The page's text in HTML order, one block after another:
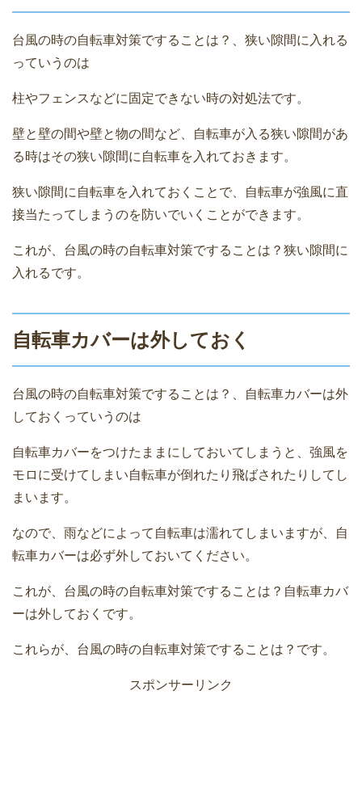
台風の時の自転車対策ですることは？、狭い隙間に入れる
っていうのは
柱やフェンスなどに固定できない時の対処法です。
壁と壁の間や壁と物の間など、自転車が入る狭い隙間があ
る時はその狭い隙間に自転車を入れておきます。
狭い隙間に自転車を入れておくことで、自転車が強風に直
接当たってしまうのを防いでいくことができます。
これが、台風の時の自転車対策ですることは？狭い隙間に
入れるです。
自転車カバーは外しておく
台風の時の自転車対策ですることは？、自転車カバーは外
しておくっていうのは
自転車カバーをつけたままにしておいてしまうと、強風を
モロに受けてしまい自転車が倒れたり飛ばされたりしてし
まいます。
なので、雨などによって自転車は濡れてしまいますが、自
転車カバーは必ず外しておいてください。
これが、台風の時の自転車対策ですることは？自転車カバ
ーは外しておくです。
これらが、台風の時の自転車対策ですることは？です。
スポンサーリンク